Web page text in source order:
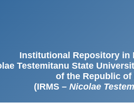
Institutional Repository in
Testemitanu State
of the Republic of
(IRMS – Nicolae